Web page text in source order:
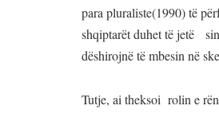
para pluraliste(1990) të
shqiptarët duhet të jetë
dëshirojnë të mbesin në
Tutje, ai theksoi rolin e